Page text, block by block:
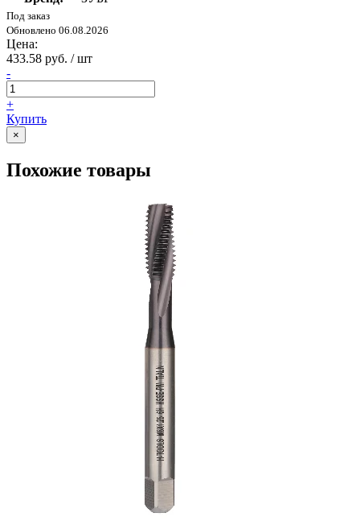
Под заказ
Обновлено 06.08.2026
Цена:
433.58 руб. / шт
-
+
Купить
×
Похожие товары